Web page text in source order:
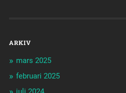
ARKIV
mars 2025
februari 2025